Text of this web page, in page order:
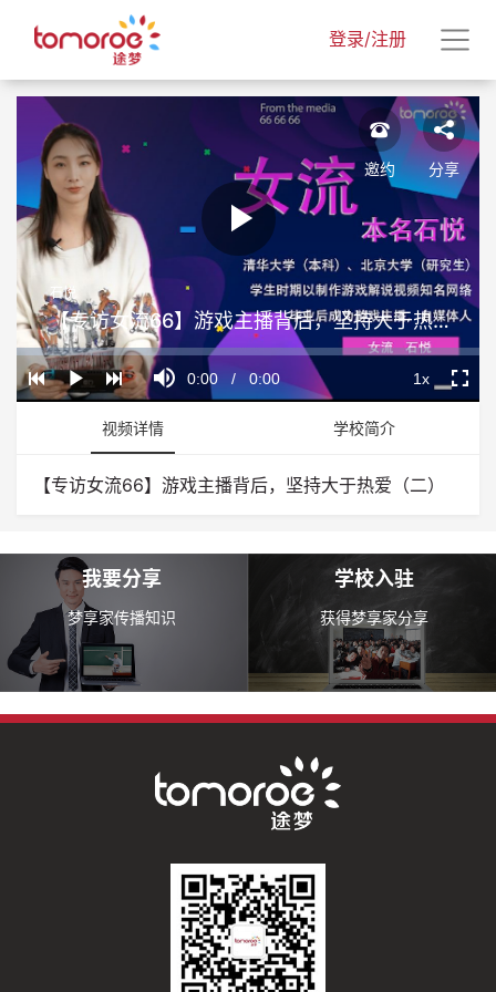
登录/注册
Play
Video
Play
Current
0:00 / Duration
0:00
Loaded:
0%
Progress:
0%
Playback
Rate
1x
石悦
【专访女流66】游戏主播背后，坚持大于热爱（二）
邀约 分享
视频详情 学校简介
【专访女流66】游戏主播背后，坚持大于热爱（二）
我要分享
梦享家传播知识
学校入驻
获得梦享家分享